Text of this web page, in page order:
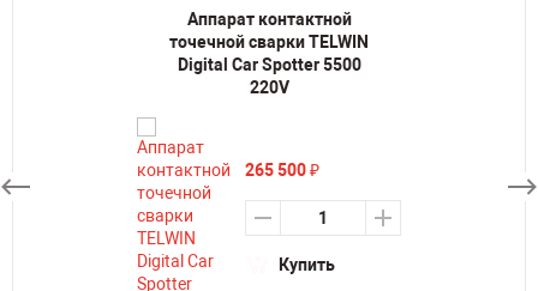
Аппарат контактной
точечной сварки TELWIN
Digital Car Spotter 5500
220V
265 500₽
Купить